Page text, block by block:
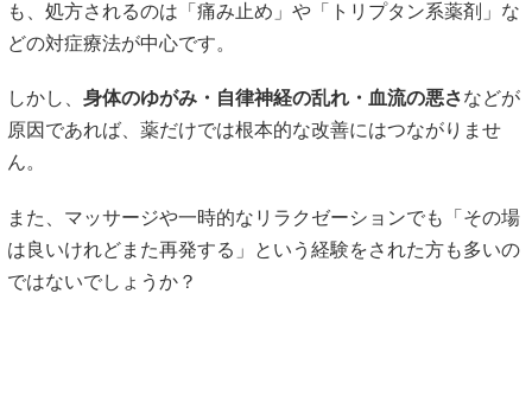
も、処方されるのは「痛み止め」や「トリプタン系薬剤」な
どの対症療法が中心です。
しかし、 身体のゆがみ・自律神経の乱れ・血流の悪さなどが
原因であれば、薬だけでは根本的な改善にはつながりませ
ん。
また、マッサージや一時的なリラクゼーションでも「その場
は良いけれどまた再発する」という経験をされた方も多いの
ではないでしょうか？